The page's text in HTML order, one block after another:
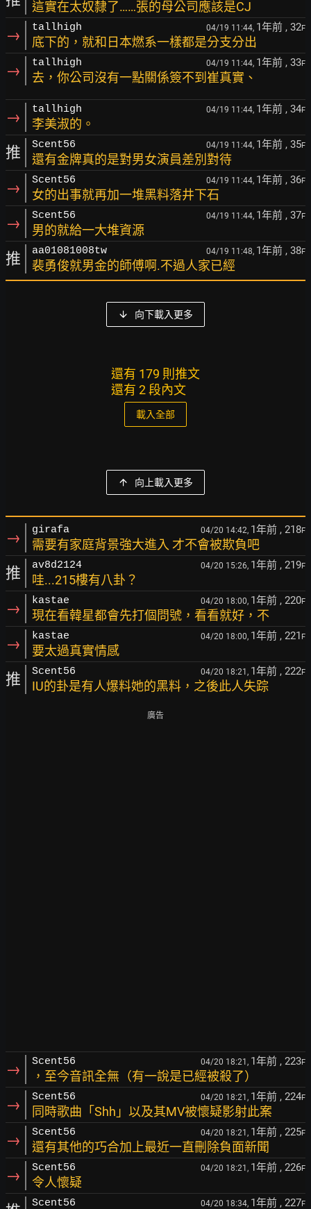
這實在太奴隸了……張的母公司應該是CJ
→ tallhigh 04/19 11:44, 1年前 , 32F
底下的，就和日本燃系一樣都是分支分出
→ tallhigh 04/19 11:44, 1年前 , 33F
去，你公司沒有一點關係簽不到崔真實、
→ tallhigh 04/19 11:44, 1年前 , 34F
李美淑的。
推 Scent56 04/19 11:44, 1年前 , 35F
還有金牌真的是對男女演員差別對待
→ Scent56 04/19 11:44, 1年前 , 36F
女的出事就再加一堆黑料落井下石
→ Scent56 04/19 11:44, 1年前 , 37F
男的就給一大堆資源
推 aa01081008tw 04/19 11:48, 1年前 , 38F
裴勇俊就男金的師傅啊.不過人家已經
向下載入更多
還有 179 則推文
還有 2 段內文
載入全部
向上載入更多
→ girafa 04/20 14:42, 1年前 , 218F
需要有家庭背景強大進入 才不會被欺負吧
推 av8d2124 04/20 15:26, 1年前 , 219F
哇...215樓有八卦？
→ kastae 04/20 18:00, 1年前 , 220F
現在看韓星都會先打個問號，看看就好，不
→ kastae 04/20 18:00, 1年前 , 221 F
要太過真實情感
推 Scent56 04/20 18:21, 1年前 , 222F
IU的卦是有人爆料她的黑料，之後此人失踪
廣告
→ Scent56 04/20 18:21, 1年前 , 223F
，至今音訊全無（有一說是已經被殺了）
→ Scent56 04/20 18:21, 1年前 , 224F
同時歌曲「Shh」以及其MV被懷疑影射此案
→ Scent56 04/20 18:21, 1年前 , 225F
還有其他的巧合加上最近一直刪除負面新聞
→ Scent56 04/20 18:21, 1年前 , 226F
令人懷疑
Scent56 04/20 18:34, 1年前 , 227F